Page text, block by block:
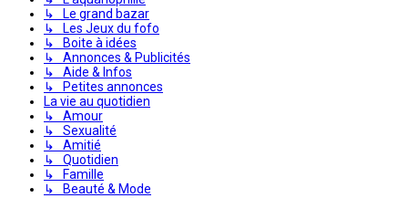
↳ Le grand bazar
↳ Les Jeux du fofo
↳ Boite à idées
↳ Annonces & Publicités
↳ Aide & Infos
↳ Petites annonces
La vie au quotidien
↳ Amour
↳ Sexualité
↳ Amitié
↳ Quotidien
↳ Famille
↳ Beauté & Mode